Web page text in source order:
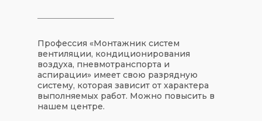
Профессия «Монтажник систем
вентиляции, кондиционирования
воздуха, пневмотранспорта и
аспирации» имеет свою разрядную
систему, которая зависит от характера
выполняемых работ. Можно повысить в
нашем центре.